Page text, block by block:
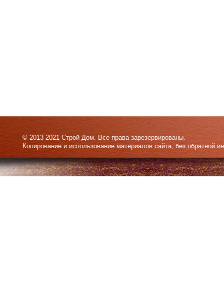
© 2013-2021 Строй Дом. Все права зарезервированы.
Копирование и использование материалов сайта, без обратной